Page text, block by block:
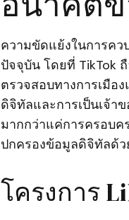
ความขัดแย้งในการค
ปัจจุบัน โดยที่ TikTok
ตรวจสอบทางการเมือ
ดิจิทัลและการเป็นเจ้า
มากกว่าแค่การครอบค
ปกครองข้อมูลดิจิทัลด้ว
โครงการ